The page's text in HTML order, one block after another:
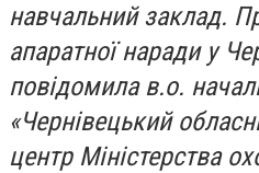
навчальний заклад.
апаратної наради у
повідомила в.о.
«Чернівецький
центр Міністерства